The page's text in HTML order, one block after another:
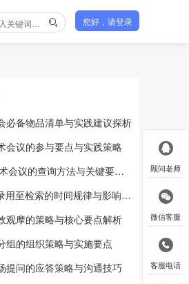
您好，请登录
必备物品清单与实践建议探析
会议的参与要点与实践策略
议的查询方法与关键要点解析
至检索的时间规律与影响因素
观摩的策略与核心要点解析
组的组织策略与实施要点
提问的应答策略与沟通技巧
顾问老师
微信客服
客服电话